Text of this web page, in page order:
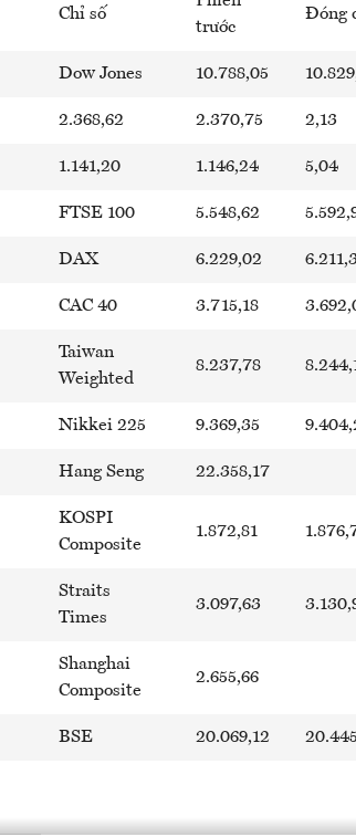
Chỉ số
trước
Đóng
Dow Jones 10.788,05
2.368,62 2.370,75 2,13
1.141,20 1.146,24 5,04
FTSE 100 5.548,62
DAX 6.229,02
CAC 40 3.715,18
Taiwan
Weighted
8.237,78
Nikkei 225 9.369,35
Hang Seng 22.358,17
KOSPI
Composite
1.872,81
Straits
Times
3.097,63
Shanghai
Composite
2.655,66
BSE 20.069,12